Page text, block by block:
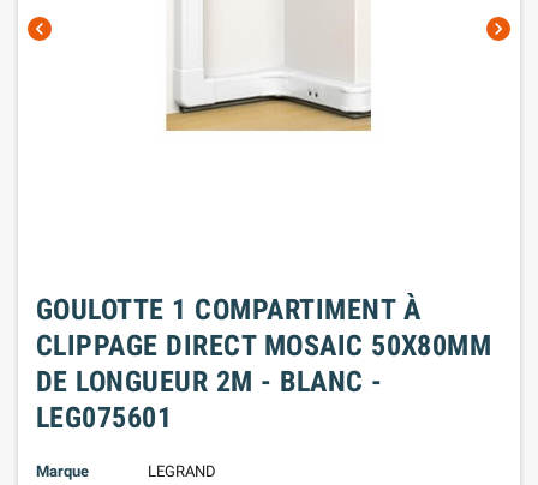
chevron_left chevron_right
GOULOTTE 1 COMPARTIMENT À
CLIPPAGE DIRECT MOSAIC 50X80MM
DE LONGUEUR 2M - BLANC -
LEG075601
Marque
LEGRAND